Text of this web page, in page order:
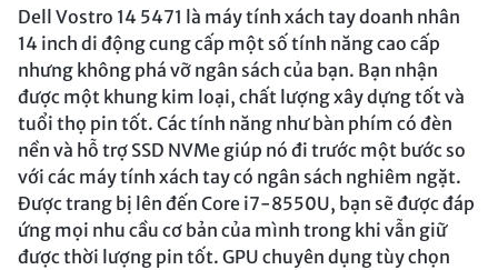
Dell Vostro 14 5471 là máy tính xách tay doanh nhân
14 inch di động cung cấp một số tính năng cao cấp
nhưng không phá vỡ ngân sách của bạn. Bạn nhận
được một khung kim loại, chất lượng xây dựng tốt và
tuổi thọ pin tốt. Các tính năng như bàn phím có đèn
nền và hỗ trợ SSD NVMe giúp nó đi trước một bước so
với các máy tính xách tay có ngân sách nghiêm ngặt.
Được trang bị lên đến Core i7-8550U, bạn sẽ được đáp
ứng mọi nhu cầu cơ bản của mình trong khi vẫn giữ
được thời lượng pin tốt. GPU chuyên dụng tùy chọn